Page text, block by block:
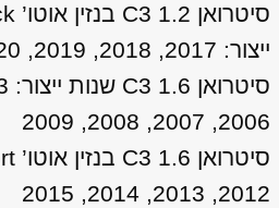
ייצור: 2017, 2018, 2019, 2020
2006, 2007, 2008, 2009
2012, 2013, 2014, 2015